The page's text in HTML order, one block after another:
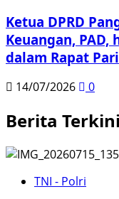
Ketua DPRD
Keuangan, PAD,
dalam Rapat
14/07/2026 0
Berita Terkini
TNI - Polri